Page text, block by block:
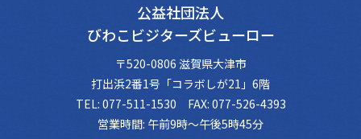
公益社団法人
びわこビジターズビューロー
〒520-0806 滋賀県大津市
打出浜2番1号「コラボしが21」6階
TEL: 077-511-1530 FAX: 077-526-4393
営業時間: 午前9時～午後5時45分